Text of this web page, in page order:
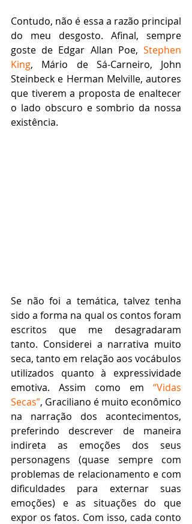
Contudo, não é essa a razão principal
do meu desgosto. Afinal, sempre
goste de Edgar Allan Poe, Stephen
King, Mário de Sá-Carneiro, John
Steinbeck e Herman Melville, autores
que tiverem a proposta de enaltecer
o lado obscuro e sombrio da nossa
existência.
Se não foi a temática, talvez tenha
sido a forma na qual os contos foram
escritos que me desagradaram
tanto. Considerei a narrativa muito
seca, tanto em relação aos vocábulos
utilizados quanto à expressividade
emotiva. Assim como em “Vidas
Secas”, Graciliano é muito econômico
na narração dos acontecimentos,
preferindo descrever de maneira
indireta as emoções dos seus
personagens (quase sempre com
problemas de relacionamento e com
dificuldades para externar suas
emoções) e as situações do que
expor os fatos. Com isso, cada conto